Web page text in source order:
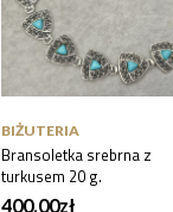
BIŻUTERIA
Bransoletka srebrna z
turkusem 20 g.
400.00zł